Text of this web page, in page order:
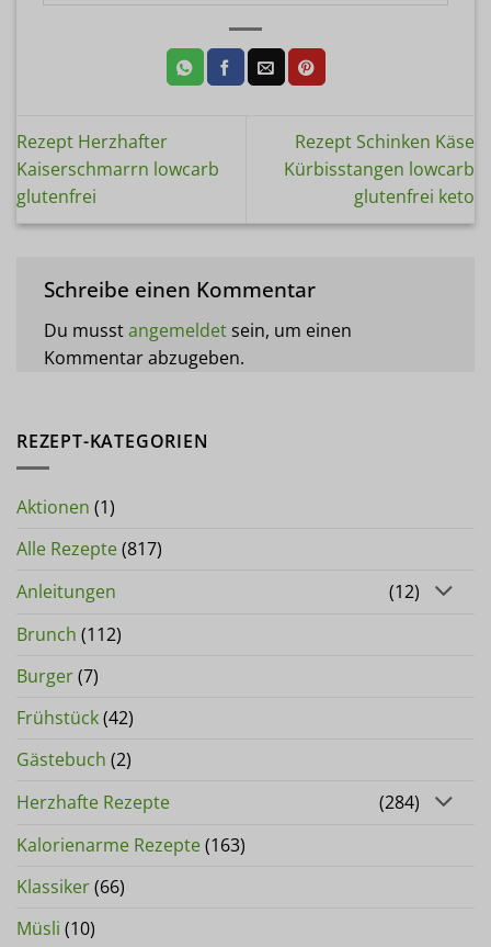
Rezept Herzhafter
Kaiserschmarrn lowcarb
glutenfrei
Rezept Schinken Käse
Kürbisstangen lowcarb
glutenfrei keto
Schreibe einen Kommentar
Du musstangemeldetsein, um einen
Kommentar abzugeben.
REZEPT-KATEGORIEN
Aktionen (1)
Alle Rezepte(817)
Anleitungen
(12)
Brunch (112)
Burger(7)
Frühstück(42)
Gästebuch (2)
Herzhafte Rezepte
(284)
Kalorienarme Rezepte(163)
Klassiker(66)
Müsli (10)